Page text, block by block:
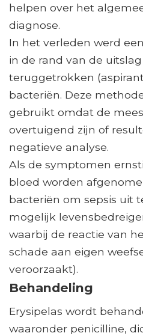
helpen over het
diagnose.
In het verleden werd
in de rand van de
teruggetrokken
bacteriën. Deze
gebruikt omdat de
overtuigend zijn of
negatieve analyse.
Als de symptomen
bloed worden
bacteriën om sepsis uit
mogelijk
waarbij de reactie van
schade aan eigen
veroorzaakt).
Behandeling
Erysipelas wordt
waaronder penicilline,